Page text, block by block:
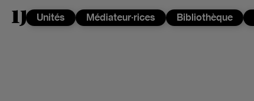
Unités Médiateur·rices Bibliothèque